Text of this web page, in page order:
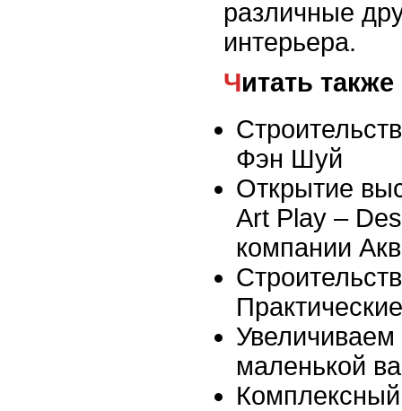
различные
интерьера.
Читать также
Фэн Шуй
Открытие
Art Play –
компании
Увеличиваем
маленькой